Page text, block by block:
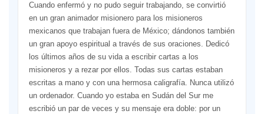
Cuando enfermó y no pudo seguir trabajando, se convirtió
en un gran animador misionero para los misioneros
mexicanos que trabajan fuera de México; dándonos también
un gran apoyo espiritual a través de sus oraciones. Dedicó
los últimos años de su vida a escribir cartas a los
misioneros y a rezar por ellos. Todas sus cartas estaban
escritas a mano y con una hermosa caligrafía. Nunca utilizó
un ordenador. Cuando yo estaba en Sudán del Sur me
escribió un par de veces y su mensaje era doble: por un